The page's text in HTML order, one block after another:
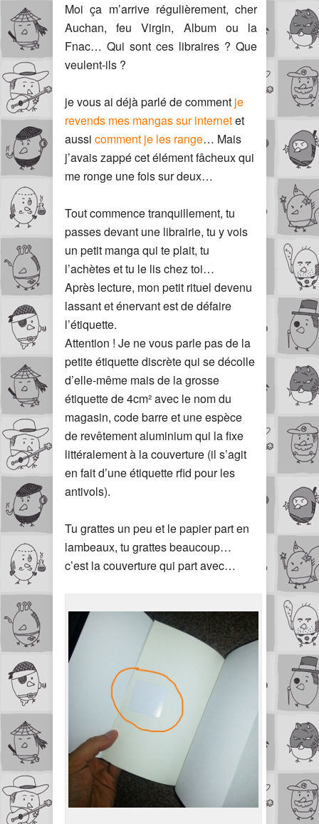
Moi ça m’arrive régulièrement, cher
Auchan, feu Virgin, Album ou la
Fnac… Qui sont ces libraires ? Que
veulent-ils ?
je vous ai déjà parlé de comment je
revends mes mangas sur internetet
aussi comment je les range… Mais
j’avais zappé cet élément fâcheux qui
me ronge une fois sur deux…
Tout commence tranquillement, tu
passes devant une librairie, tu y vois
un petit manga qui te plait, tu
l’achètes et tu le lis chez toi…
Après lecture, mon petit rituel devenu
lassant et énervant est de défaire
l’étiquette.
Attention ! Je ne vous parle pas de la
petite étiquette discrète qui se décolle
d’elle-même mais de la grosse
étiquette de 4cm² avec le nom du
magasin, code barre et une espèce
de revêtement aluminium qui la fixe
littéralement à la couverture (il s’agit
en fait d’une étiquette rfid pour les
antivols).
Tu grattes un peu et le papier part en
lambeaux, tu grattes beaucoup…
c’est la couverture qui part avec…